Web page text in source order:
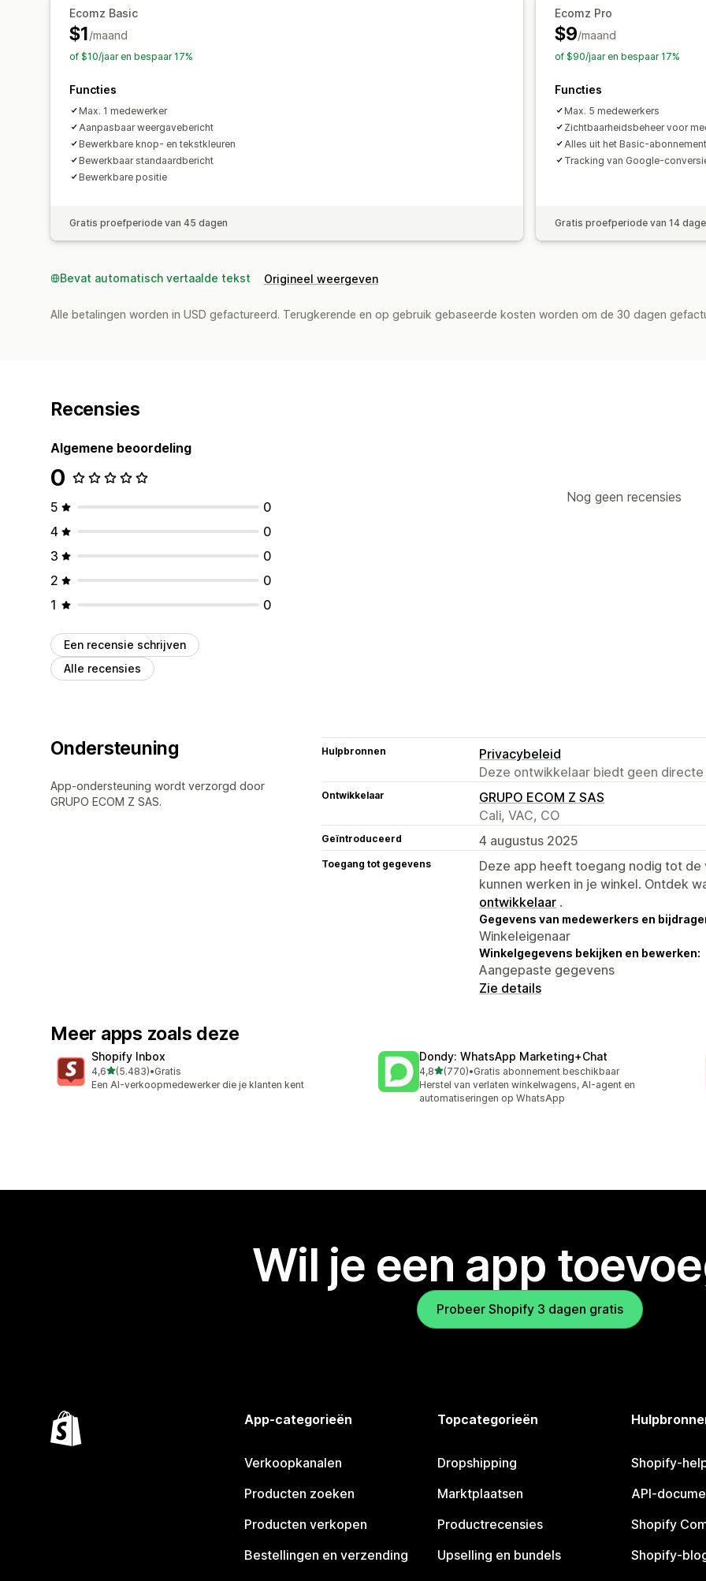
Ecomz Basic
$1/maand
of $10/jaar en bespaar 17%
Functies
Max. 1 medewerker
Aanpasbaar weergavebericht
Bewerkbare knop- en tekstkleuren
Bewerkbaar standaardbericht
Bewerkbare positie
Gratis proefperiode van 45 dagen
Ecomz Pro
$9/maand
of $90/jaar en bespaar 17%
Functies
Max. 5 medewerkers
Zichtbaarheidsbeheer voor
Alles uit het Basic-abonnement
Tracking van Google-
Gratis proefperiode van 14
Bevat automatisch vertaalde tekst Origineel weergeven
Alle betalingen worden in USD gefactureerd. Terugkerende en op gebruik gebaseerde kosten worden om de 30 dagen
Recensies
Algemene beoordeling
0
5
0
4
0
3
0
2
0
1
0
Een recensie schrijven
Alle recensies
Nog geen recensies
Ondersteuning
App-ondersteuning wordt verzorgd door
GRUPO ECOM Z SAS.
Hulpbronnen
Privacybeleid
Deze ontwikkelaar biedt geen
Ontwikkelaar
GRUPO ECOM Z SAS
Cali, VAC, CO
Geïntroduceerd 4 augustus 2025
Toegang tot gegevens
Deze app heeft toegang nodig tot
kunnen werken in je winkel. Ontdek
ontwikkelaar .
Gegevens van medewerkers en
Winkeleigenaar
Winkelgegevens bekijken en bewerken:
Aangepaste gegevens
Zie details
Meer apps zoals deze
Shopify Inbox
4,6van 5 sterren
(5.483)
5483 recensies in totaal
•Gratis
Een AI-verkoopmedewerker die je klanten kent
Dondy: WhatsApp Marketing+Chat
4,8van 5 sterren
(770)
770 recensies in totaal
•Gratis abonnement beschikbaar
Herstel van verlaten winkelwagens, AI-agent en
automatiseringen op WhatsApp
Wil je een app
Probeer Shopify 3 dagen gratis
App-categorieën
Verkoopkanalen
Producten zoeken
Producten verkopen
Bestellingen en verzending
Topcategorieën
Dropshipping
Marktplaatsen
Productrecensies
Upselling en bundels
Shopify-
API-
Shopify
Shopify-